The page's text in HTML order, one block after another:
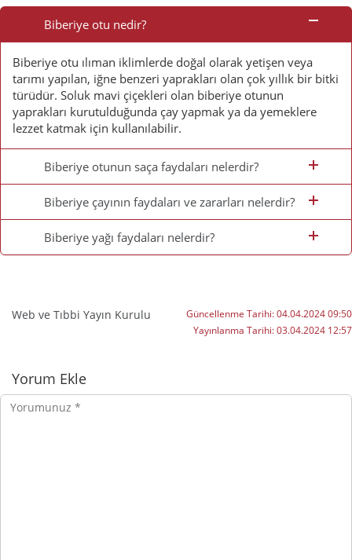
Sorulan
Sorular
Biberiye otu nedir?
Biberiye otu ılıman iklimlerde doğal olarak yetişen veya
tarımı yapılan, iğne benzeri yaprakları olan çok yıllık bir bitki
türüdür. Soluk mavi çiçekleri olan biberiye otunun
yaprakları kurutulduğunda çay yapmak ya da yemeklere
lezzet katmak için kullanılabilir.
Biberiye otunun saça faydaları nelerdir?
Biberiye çayının faydaları ve zararları nelerdir?
Biberiye yağı faydaları nelerdir?
Web ve Tıbbi Yayın Kurulu Güncellenme Tarihi:04.04.2024 09:50
Yayınlanma Tarihi:03.04.2024 12:57
Yorumlar
Yorum Ekle
Yorumunuz